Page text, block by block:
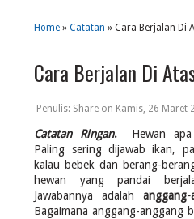
Home »Catatan » Cara Berjalan Di
Cara Berjalan Di
Penulis: Share on Kamis, 26 Maret
Catatan Ringan. Hewan
Paling sering dijawab ikan,
kalau bebek dan berang-
hewan yang pandai
Jawabannya adalah anggang-
Bagaimana anggang-anggang